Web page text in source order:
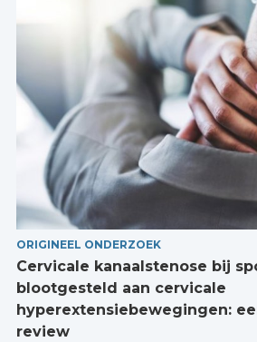
ORIGINEEL ONDERZOEK
Cervicale kanaalstenose bij
blootgesteld aan cervicale
hyperextensiebewegingen:
review